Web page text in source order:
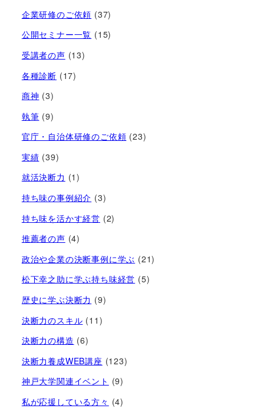
企業研修のご依頼 (37)
公開セミナー一覧 (15)
受講者の声 (13)
各種診断 (17)
商神 (3)
執筆 (9)
官庁・自治体研修のご依頼 (23)
実績 (39)
就活決断力 (1)
持ち味の事例紹介 (3)
持ち味を活かす経営​ (2)
推薦者の声 (4)
政治や企業の決断事例に学ぶ (21)
松下幸之助に学ぶ持ち味経営 (5)
歴史に学ぶ決断力 (9)
決断力のスキル (11)
決断力の構造 (6)
決断力養成WEB講座 (123)
神戸大学関連イベント (9)
私が応援している方々 (4)